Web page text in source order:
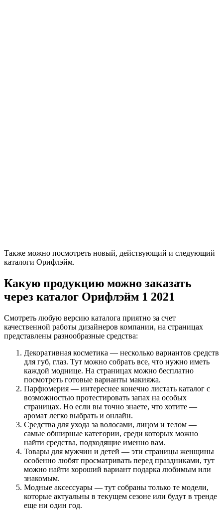
Также можно посмотреть новый, действующий и следующий
каталоги Орифлэйм.
Какую продукцию можно заказать
через каталог Орифлэйм 1 2021
Смотреть любую версию каталога приятно за счет
качественной работы дизайнеров компании, на страницах
представлены разнообразные средства:
Декоративная косметика — несколько вариантов средств
для губ, глаз. Тут можно собрать все, что нужно иметь
каждой моднице. На страницах можно бесплатно
посмотреть готовые варианты макияжа.
Парфюмерия — интереснее конечно листать каталог с
возможностью протестировать запах на особых
страницах. Но если вы точно знаете, что хотите —
аромат легко выбрать и онлайн.
Средства для ухода за волосами, лицом и телом —
самые обширные категории, среди которых можно
найти средства, подходящие именно вам.
Товары для мужчин и детей — эти страницы женщины
особенно любят просматривать перед праздниками, тут
можно найти хороший вариант подарка любимым или
знакомым.
Модные аксессуары — тут собраны только те модели,
которые актуальны в текущем сезоне или будут в тренде
еще ни один год.